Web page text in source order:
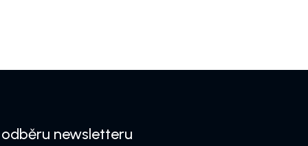
odběru newsletteru